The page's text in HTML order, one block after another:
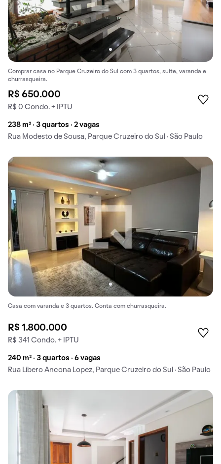
Comprar casa no Parque Cruzeiro do Sul com 3 quartos, suíte, varanda e
churrasqueira.
R$ 650.000
R$ 0 Condo. + IPTU
238 m² · 3 quartos · 2 vagas
Rua Modesto de Sousa, Parque Cruzeiro do Sul · São Paulo
Casa com varanda e 3 quartos. Conta com churrasqueira.
R$ 1.800.000
R$ 341 Condo. + IPTU
240 m² · 3 quartos · 6 vagas
Rua Líbero Ancona Lopez, Parque Cruzeiro do Sul · São Paulo